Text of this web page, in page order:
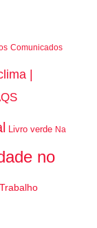
Comunicados
|
Livro verde Na
no
Trabalho